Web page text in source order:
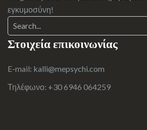
εγκυμοσύνη!
Στοιχεία επικοινωνίας
E-mail: kalli@mepsychi.com
Τηλέφωνο: +30 6946 064259